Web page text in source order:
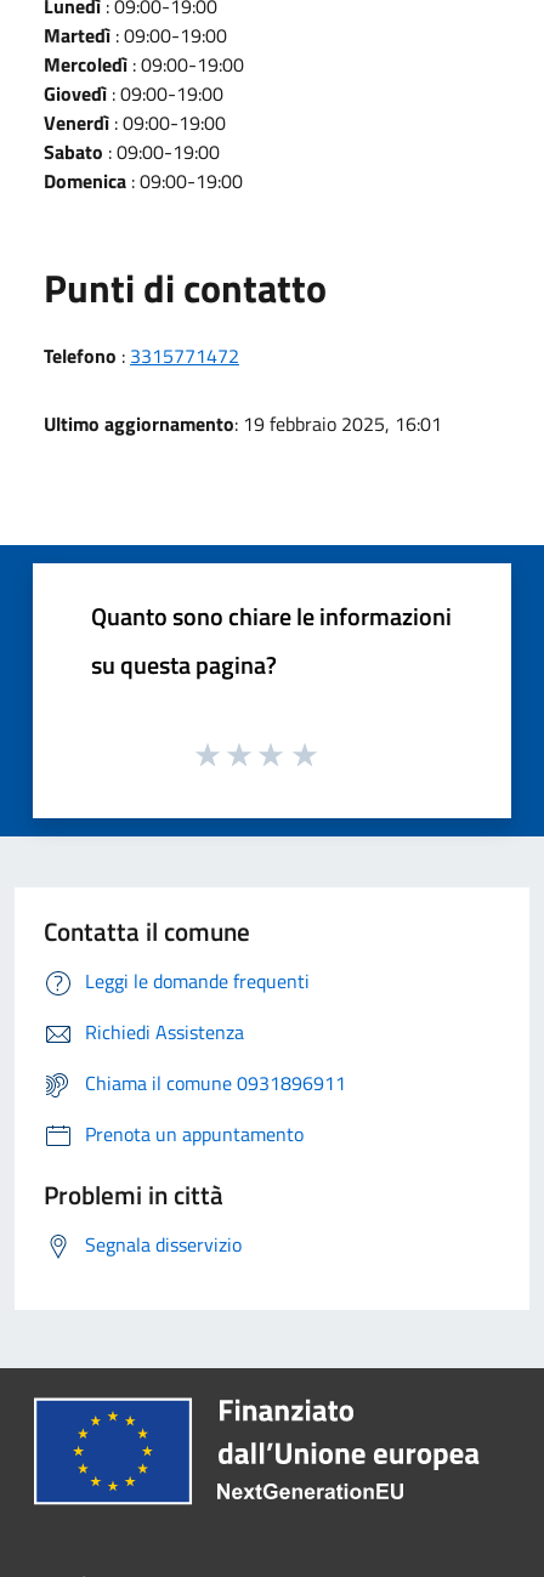
Martedì : 09:00-19:00
Mercoledì : 09:00-19:00
Giovedì : 09:00-19:00
Venerdì : 09:00-19:00
Sabato : 09:00-19:00
Domenica : 09:00-19:00
Punti di contatto
Telefono : 3315771472
Ultimo aggiornamento: 19 febbraio 2025, 16:01
Quanto sono chiare le informazioni
su questa pagina?
Contatta il comune
Leggi le domande frequenti
Richiedi Assistenza
Chiama il comune 0931896911
Prenota un appuntamento
Problemi in città
Segnala disservizio